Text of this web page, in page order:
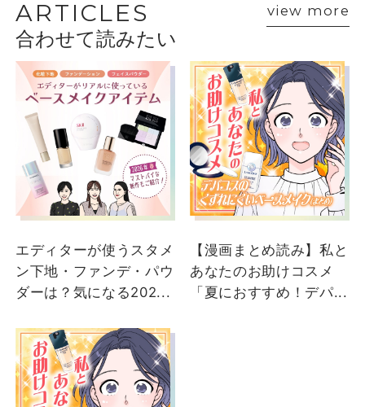
ショップスタッフ・ブランド担当者のおすす
めをご紹介
DEPACO BA
釣川
DEPACO BA
2025/08/30
【下地＆フェイスパウダ
マック
及川
松坂屋静岡店
ARTICLES view more
合わせて読みたい
エディターが使うスタメ
ン下地・ファンデ・パウ
ダーは？気になる202...
【漫画まとめ読み】私と
あなたのお助けコスメ
「夏におすすめ！デパ...